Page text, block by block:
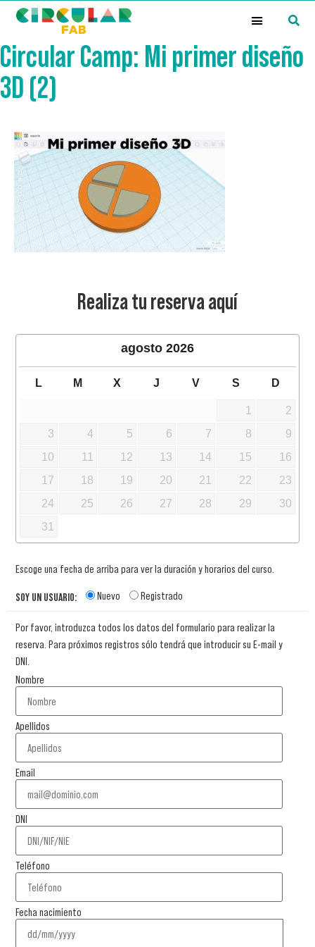
Circular Camp: Mi primer diseño
3D (2)
Realiza tu reserva aquí
agosto 2026
L M X J V S D
1
2
3
4 5 6 7 8
9
10
11 12 13 14 15
16
17
18 19 20 21 22
23
24
25 26 27 28 29
30
31
Escoge una fecha de arriba para ver la duración y horarios del curso.
SOY UN USUARIO: Nuevo Registrado
Por favor, introduzca todos los datos del formulario para realizar la
reserva. Para próximos registros sólo tendrá que introducir su E-mail y
DNI.
Nombre
Apellidos
Email
DNI
Teléfono
Fecha nacimiento